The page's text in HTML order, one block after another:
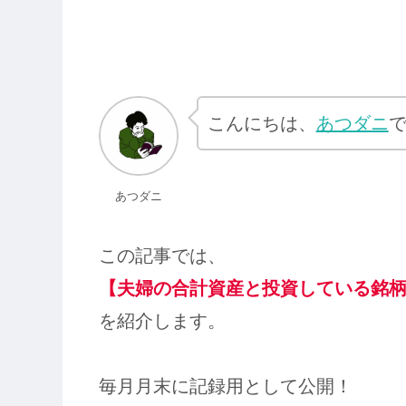
あつダニ
こんにちは、 あつダニ
この記事では、
【夫婦の合計資産と投資している銘柄
を紹介します。
毎月月末に記録用として公開！